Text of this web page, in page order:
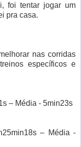
foi tentar jogar um
pra casa.
nas corridas
específicos e
– Média - 5min23s
– Média -